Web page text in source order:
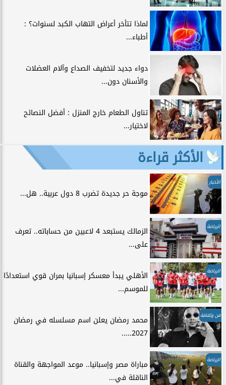
لماذا تتأخر أعراض التهاب الكبد لسنوات؟ :
أطباء...
دواء جديد لتخفيف الصداع وآلام العضلات
والأسنان دون...
تناول الطعام خارج المنزل : أفضل النصائح
لاختيار...
الأكثر قراءة
الأخبار
موجة حر جديدة تضرب 8 دول عربية.. هل...
الرياضة
الزمالك يستبعد 4 لاعبين من حساباته.. تعرف
على...
الرياضة
الأهلي يبدأ معسكر إسبانيا بمران قوي استعدادًا
للموسم...
فن وثقافة
محمد رمضان يعلن اسم مسلسله في رمضان
2027.....
الرياضة
مباراة مصر وإسبانيا.. موعد المواجهة والقناة
الناقلة في...